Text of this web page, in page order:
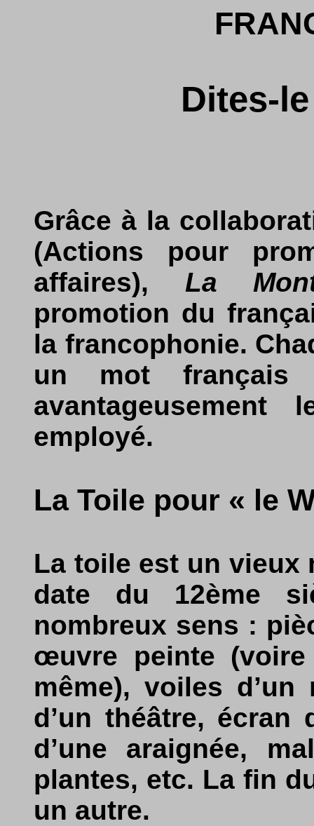
Dites-
Grâce à la
(Actions pour
affaires), La
promotion du
la francophonie.
un mot français
employé.
La Toile pour « le
La toile est un vieux
date du 12ème
nombreux sens :
œuvre peinte
même), voiles
d’un théâtre, écran
d’une araignée,
plantes, etc. La fin
un autre.